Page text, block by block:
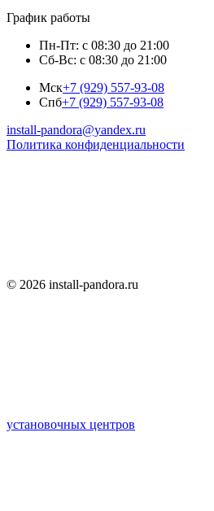
График работы
Пн-Пт: с 08:30 до 21:00
Сб-Вс: с 08:30 до 21:00
Мск+7 (929) 557-93-08
Спб+7 (929) 557-93-08
install-pandora@yandex.ru
Политика конфиденциальности
© 2026 install-pandora.ru
установочных центров